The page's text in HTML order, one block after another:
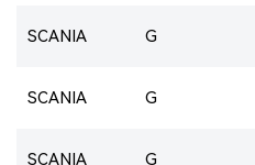
SCANIA G
SCANIA G
SCANIA G